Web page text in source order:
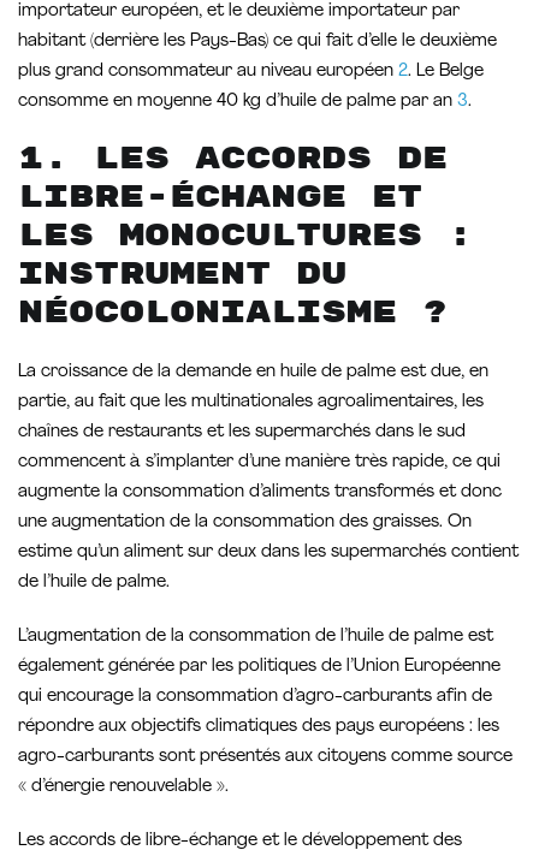
importateur européen, et le deuxième importateur par
habitant (derrière les Pays-Bas) ce qui fait d’elle le deuxième
plus grand consommateur au niveau européen 2. Le Belge
consomme en moyenne 40 kg d’huile de palme par an 3.
1. Les accords de
libre-échange et
les monocultures :
instrument du
néocolonialisme ?
La croissance de la demande en huile de palme est due, en
partie, au fait que les multinationales agroalimentaires, les
chaînes de restaurants et les supermarchés dans le sud
commencent à s’implanter d’une manière très rapide, ce qui
augmente la consommation d’aliments transformés et donc
une augmentation de la consommation des graisses. On
estime qu’un aliment sur deux dans les supermarchés contient
de l’huile de palme.
L’augmentation de la consommation de l’huile de palme est
également générée par les politiques de l’Union Européenne
qui encourage la consommation d’agro-carburants afin de
répondre aux objectifs climatiques des pays européens : les
agro-carburants sont présentés aux citoyens comme source
« d’énergie renouvelable ».
Les accords de libre-échange et le développement des